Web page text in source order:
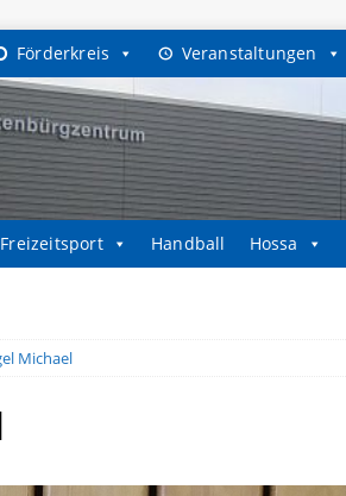
Förderkreis Veranstaltungen
Freizeitsport Handball Hossa
Michael